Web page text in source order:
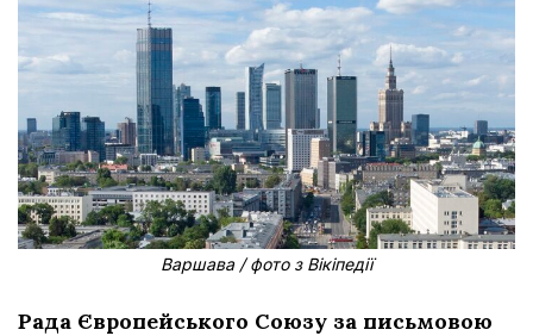
Варшава / фото з Вікіпедії
Рада Європейського Союзу за письмовою